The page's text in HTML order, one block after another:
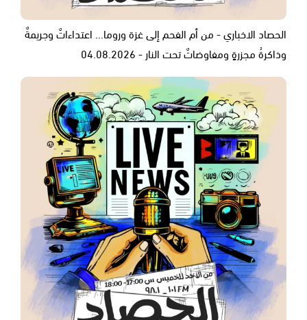
الحصاد الاخباري - من أم الفحم إلى غزة وروما... اعتداءاتٌ وجريمةٌ
وذاكرةُ مجزرةٍ ومفاوضاتٌ تحت النار - 04.08.2026